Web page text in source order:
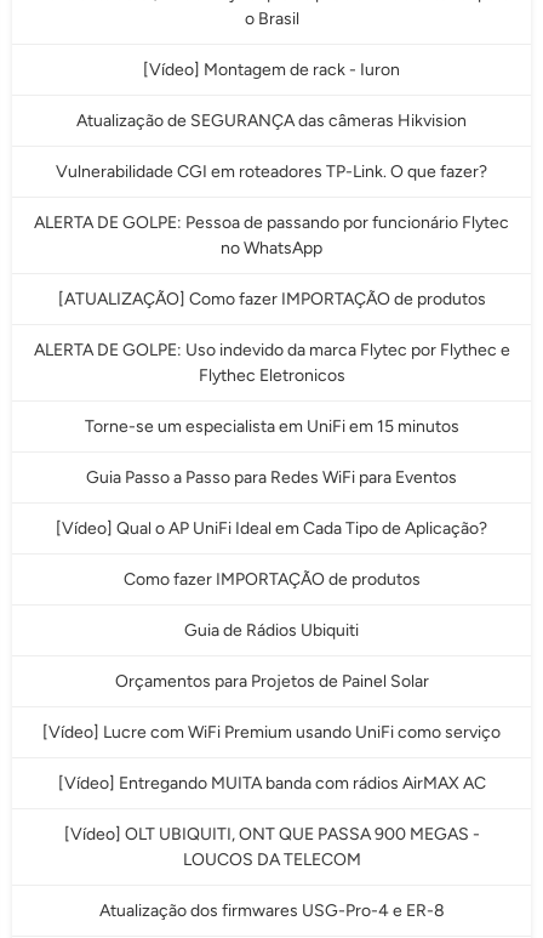
o Brasil
[Vídeo] Montagem de rack - Iuron
Atualização de SEGURANÇA das câmeras Hikvision
Vulnerabilidade CGI em roteadores TP-Link. O que fazer?
ALERTA DE GOLPE: Pessoa de passando por funcionário Flytec
no WhatsApp
[ATUALIZAÇÃO] Como fazer IMPORTAÇÃO de produtos
ALERTA DE GOLPE: Uso indevido da marca Flytec por Flythec e
Flythec Eletronicos
Torne-se um especialista em UniFi em 15 minutos
Guia Passo a Passo para Redes WiFi para Eventos
[Vídeo] Qual o AP UniFi Ideal em Cada Tipo de Aplicação?
Como fazer IMPORTAÇÃO de produtos
Guia de Rádios Ubiquiti
Orçamentos para Projetos de Painel Solar
[Vídeo] Lucre com WiFi Premium usando UniFi como serviço
[Vídeo] Entregando MUITA banda com rádios AirMAX AC
[Vídeo] OLT UBIQUITI, ONT QUE PASSA 900 MEGAS -
LOUCOS DA TELECOM
Atualização dos firmwares USG-Pro-4 e ER-8